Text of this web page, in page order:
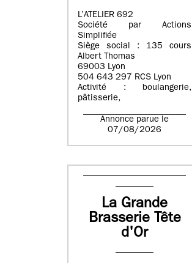
L’ATELIER 692
Société par Actions
Simplifiée
Siège social : 135 cours
Albert Thomas
69003 Lyon
504 643 297 RCS Lyon
Activité : boulangerie,
pâtisserie,
Annonce parue le
07/08/2026
La Grande
Brasserie Tête
d'Or